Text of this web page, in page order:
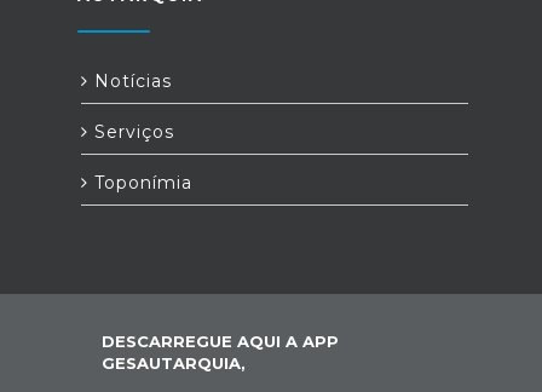
Notícias
Serviços
Toponímia
DESCARREGUE AQUI A APP
GESAUTARQUIA,